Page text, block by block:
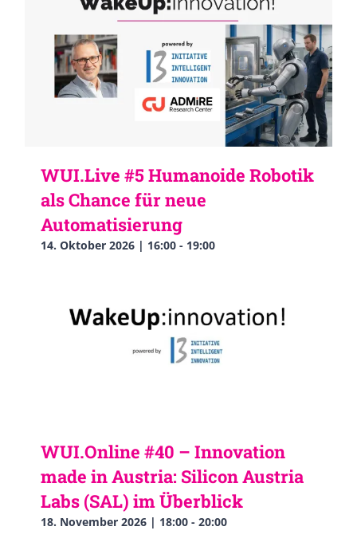
WUI.Live #5 Humanoide Robotik
als Chance für neue
Automatisierung
14. Oktober 2026 | 16:00 - 19:00
WUI.Online #40 – Innovation
made in Austria: Silicon Austria
Labs (SAL) im Überblick
18. November 2026 | 18:00 - 20:00